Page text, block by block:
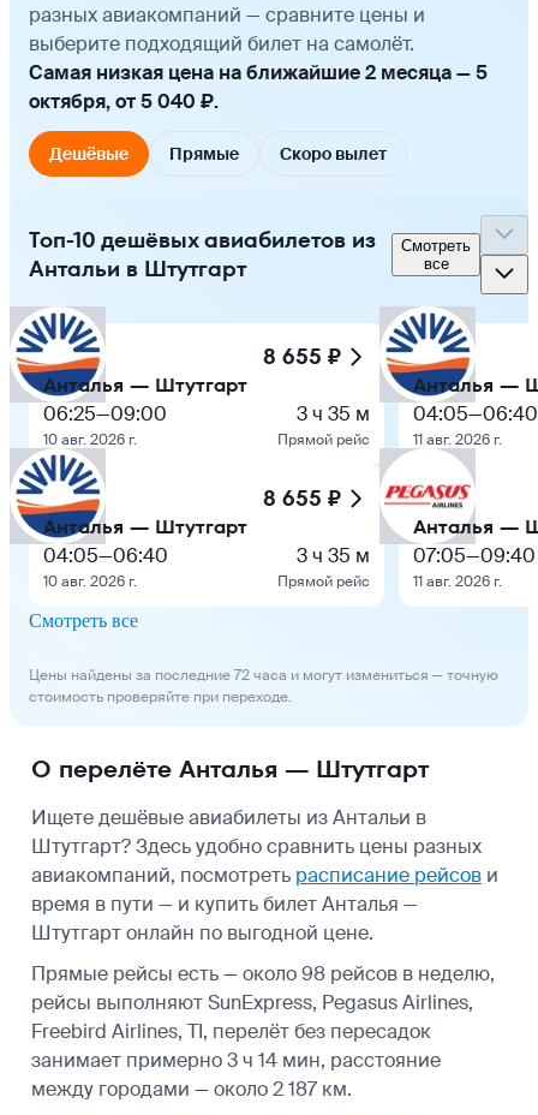
разных авиакомпаний — сравните цены и
выберите подходящий билет на самолёт.
Самая низкая цена на ближайшие 2 месяца — 5
октября, от 5 040 ₽.
Дешёвые Прямые Скоро вылет
Топ-10 дешёвых авиабилетов из
Антальи в Штутгарт
Смотреть
все
8 655 ₽
Анталья — Штутгарт
06:25—09:00
10 авг. 2026 г.
3 ч 35 м
Прямой рейс
8 655 ₽
Анталья — Штутгарт
04:05—06:40
10 авг. 2026 г.
3 ч 35 м
Прямой рейс
Анталья —
04:05—06:40
11 авг. 2026 г.
Анталья —
07:05—09:40
11 авг. 2026 г.
Смотреть все
Цены найдены за последние 72 часа и могут измениться — точную
стоимость проверяйте при переходе.
О перелёте Анталья — Штутгарт
Ищете дешёвые авиабилеты из Антальи в
Штутгарт? Здесь удобно сравнить цены разных
авиакомпаний, посмотреть расписание рейсов и
время в пути — и купить билет Анталья —
Штутгарт онлайн по выгодной цене.
Прямые рейсы есть — около 98 рейсов в неделю,
рейсы выполняют SunExpress, Pegasus Airlines,
Freebird Airlines, TI, перелёт без пересадок
занимает примерно 3 ч 14 мин, расстояние
между городами — около 2 187 км.